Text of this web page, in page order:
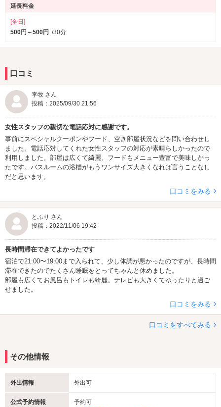
延長料金
[全日]
500円～500円 /30分
口コミ
李牧 さん
投稿：2025/09/30 21:56
女性スタッフの親切な電話応対に感謝です。
事前にスペシャルクーポンやフード、空き部屋状況などを問い合わせし
ました。電話応対してくれた女性スタッフの対応が素晴らしかったので
利用しました。部屋は広くて綺麗、フードもメニュー豊富で美味しかっ
たです。バスルームの浴槽がもうワンサイズ大きくなれば言うことなし
だと思います。
口コミをみる
とふり さん
投稿：2022/11/06 19:42
長時間滞在できてよかったです
宿泊で21:00〜19:00まで入られて、少し体調が悪かったのですが、長時間
滞在できたのでたくさん睡眠をとってちゃんと休めました。
部屋も広くてお風呂もトイレも綺麗。テレビも大きくてゆったりと過ご
せました。
口コミをみる
口コミをすべてみる
その他情報
外出情報 外出可
公式予約情報
予約可